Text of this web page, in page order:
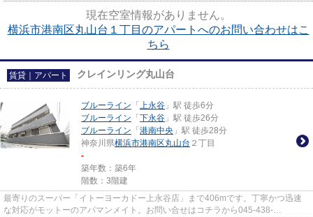
現在空室情報がありません。
横浜市港南区丸山台１丁目のアパートへのお問い合わせはこ
ちら
賃貸｜アパート クレインリング丸山台
ブルーライン 「 上永谷 」駅 徒歩6分
ブルーライン 「 下永谷 」駅 徒歩26分
ブルーライン 「 港南中央 」駅 徒歩28分
神奈川県横浜市港南区丸山台 ２丁目
-
築年数：築6年
階数：3階建
最寄りのスーパー「イトーヨーカドー上永谷店」まで406mです。丁寧かつ迅速
な対応がモットーのアパマンメイト。お問い合せはコチラから045-438-